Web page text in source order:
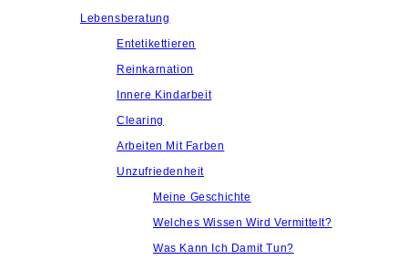
Lebensberatung
Entetikettieren
Reinkarnation
Innere Kindarbeit
Clearing
Arbeiten Mit Farben
Unzufriedenheit
Meine Geschichte
Welches Wissen Wird Vermittelt?
Was Kann Ich Damit Tun?